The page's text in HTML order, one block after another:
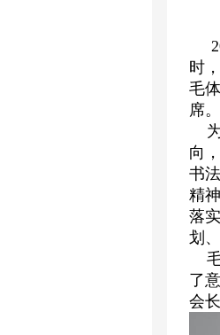
时
毛
为
向
书
精
落
划
毛
了
会